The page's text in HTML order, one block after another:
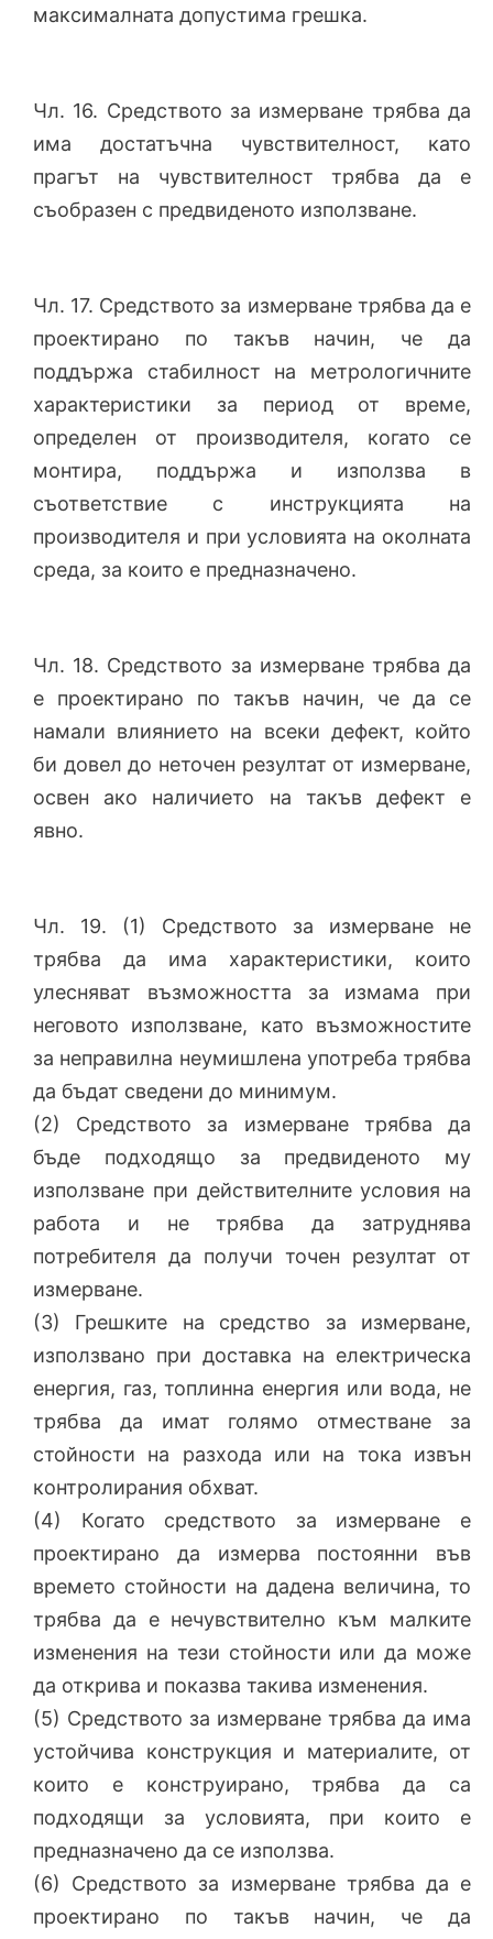
максималната допустима грешка.
Чл. 16. Средството за измерване трябва да
има достатъчна чувствителност, като
прагът на чувствителност трябва да е
съобразен с предвиденото използване.
Чл. 17. Средството за измерване трябва да е
проектирано по такъв начин, че да
поддържа стабилност на метрологичните
характеристики за период от време,
определен от производителя, когато се
монтира, поддържа и използва в
съответствие с инструкцията на
производителя и при условията на околната
среда, за които е предназначено.
Чл. 18. Средството за измерване трябва да
е проектирано по такъв начин, че да се
намали влиянието на всеки дефект, който
би довел до неточен резултат от измерване,
освен ако наличието на такъв дефект е
явно.
Чл. 19. (1) Средството за измерване не
трябва да има характеристики, които
улесняват възможността за измама при
неговото използване, като възможностите
за неправилна неумишлена употреба трябва
да бъдат сведени до минимум.
(2) Средството за измерване трябва да
бъде подходящо за предвиденото му
използване при действителните условия на
работа и не трябва да затруднява
потребителя да получи точен резултат от
измерване.
(3) Грешките на средство за измерване,
използвано при доставка на електрическа
енергия, газ, топлинна енергия или вода, не
трябва да имат голямо отместване за
стойности на разхода или на тока извън
контролирания обхват.
(4) Когато средството за измерване е
проектирано да измерва постоянни във
времето стойности на дадена величина, то
трябва да е нечувствително към малките
изменения на тези стойности или да може
да открива и показва такива изменения.
(5) Средството за измерване трябва да има
устойчива конструкция и материалите, от
които е конструирано, трябва да са
подходящи за условията, при които е
предназначено да се използва.
(6) Средството за измерване трябва да е
проектирано по такъв начин, че да